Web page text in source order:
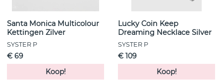
Santa Monica Multicolour
Kettingen Zilver
SYSTER P
€ 69
Koop!
Lucky Coin Keep
Dreaming Necklace Silver
SYSTER P
€ 109
Koop!